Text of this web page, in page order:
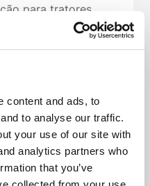
content and ads, to
to analyse our traffic.
your use of our site with
analytics partners who
that you’ve
para tratores
PPR (retenção
de travamento